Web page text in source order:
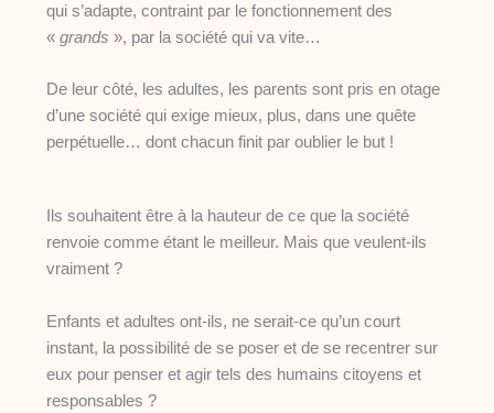
qui s’adapte, contraint par le fonctionnement des
« grands », par la société qui va vite…
De leur côté, les adultes, les parents sont pris en otage
d’une société qui exige mieux, plus, dans une quête
perpétuelle… dont chacun finit par oublier le but !
Ils souhaitent être à la hauteur de ce que la société
renvoie comme étant le meilleur. Mais que veulent-ils
vraiment ?
Enfants et adultes ont-ils, ne serait-ce qu’un court
instant, la possibilité de se poser et de se recentrer sur
eux pour penser et agir tels des humains citoyens et
responsables ?